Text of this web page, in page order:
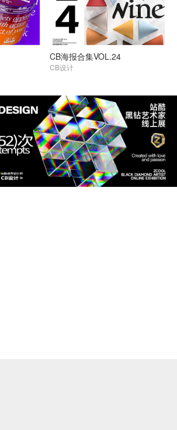
CB海报合集VOL.24
CB设计